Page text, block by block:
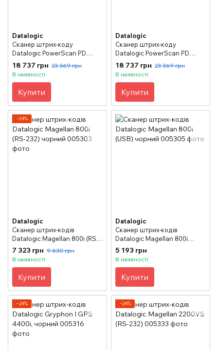
Datalogic
Сканер штрих-коду
Datalogic PowerScan PD
7100, жовтий, RS-232
18 737 грн 23 369 грн
В наявності
Купити
Datalogic
Сканер штрих-коду
Datalogic PowerScan PD
7100, жовтий, USB
18 737 грн 23 369 грн
В наявності
Купити
−24%
Datalogic
Сканер штрих-кодів
Datalogic Magellan 800i (RS-
232) чорний
7 323 грн 9 630 грн
В наявності
Купити
Datalogic
Сканер штрих-кодів
Datalogic Magellan 800i
(USB) чорний
5 193 грн
В наявності
Купити
−24% −24%